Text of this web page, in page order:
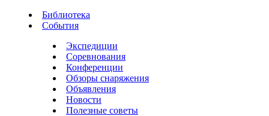
Библиотека
События
Экспедиции
Соревнования
Конференции
Обзоры снаряжения
Объявления
Новости
Полезные советы